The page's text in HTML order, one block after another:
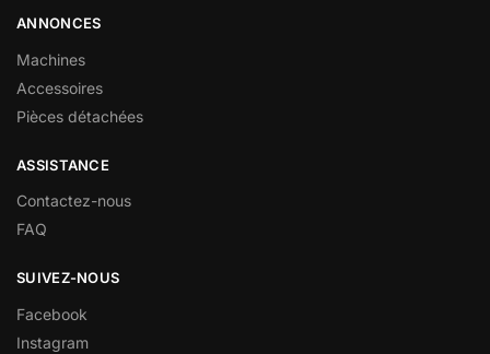
ANNONCES
Machines
Accessoires
Pièces détachées
ASSISTANCE
Contactez-nous
FAQ
SUIVEZ-NOUS
Facebook
Instagram